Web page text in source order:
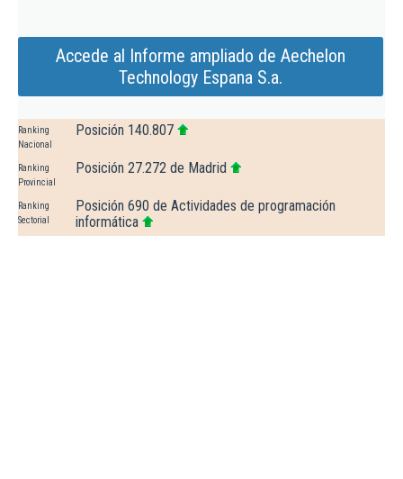
Accede al Informe ampliado de Aechelon
Technology Espana S.a.
Ranking
Nacional
Posición 140.807
Ranking
Provincial
Posición 27.272 de Madrid
Ranking
Sectorial
Posición 690 de Actividades de programación
informática